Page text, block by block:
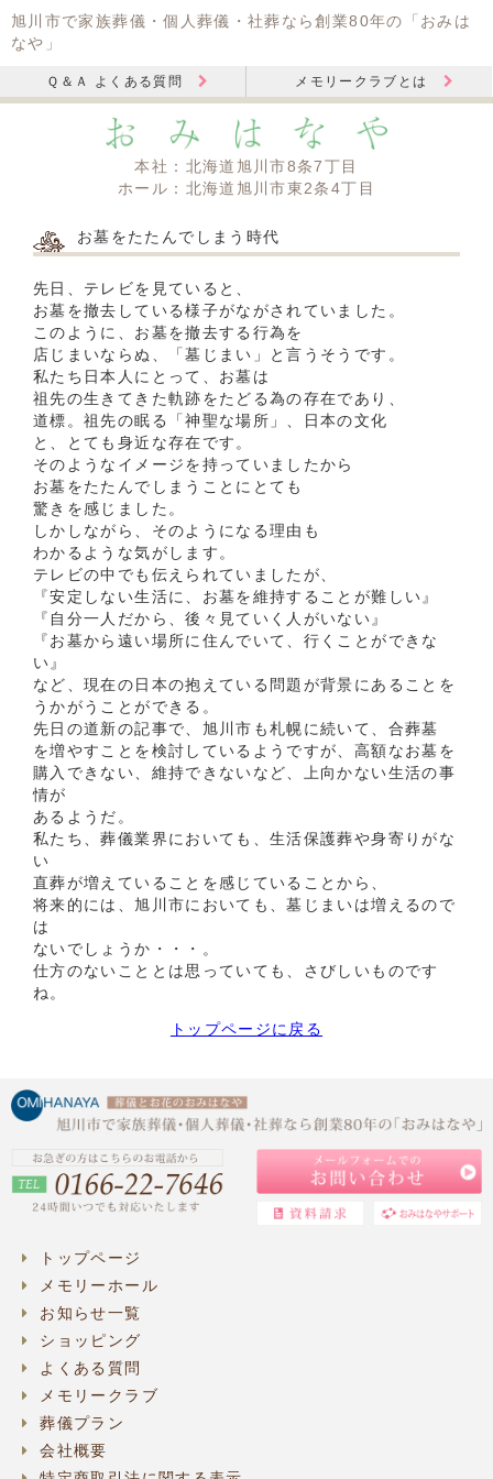
旭川市で家族葬儀・個人葬儀・社葬なら創業80年の「おみは
なや」
Ｑ＆Ａ よくある質問 メモリークラブとは
本社：北海道旭川市8条7丁目
ホール：北海道旭川市東2条4丁目
お墓をたたんでしまう時代
先日、テレビを見ていると、
お墓を撤去している様子がながされていました。
このように、お墓を撤去する行為を
店じまいならぬ、「墓じまい」と言うそうです。
私たち日本人にとって、お墓は
祖先の生きてきた軌跡をたどる為の存在であり、
道標。祖先の眠る「神聖な場所」、日本の文化
と、とても身近な存在です。
そのようなイメージを持っていましたから
お墓をたたんでしまうことにとても
驚きを感じました。
しかしながら、そのようになる理由も
わかるような気がします。
テレビの中でも伝えられていましたが、
『安定しない生活に、お墓を維持することが難しい』
『自分一人だから、後々見ていく人がいない』
『お墓から遠い場所に住んでいて、行くことができな
い』
など、現在の日本の抱えている問題が背景にあることを
うかがうことができる。
先日の道新の記事で、旭川市も札幌に続いて、合葬墓
を増やすことを検討しているようですが、高額なお墓を
購入できない、維持できないなど、上向かない生活の事
情が
あるようだ。
私たち、葬儀業界においても、生活保護葬や身寄りがな
い
直葬が増えていることを感じていることから、
将来的には、旭川市においても、墓じまいは増えるので
は
ないでしょうか・・・。
仕方のないこととは思っていても、さびしいものです
ね。
トップページに戻る
トップページ
メモリーホール
お知らせ一覧
ショッピング
よくある質問
メモリークラブ
葬儀プラン
会社概要